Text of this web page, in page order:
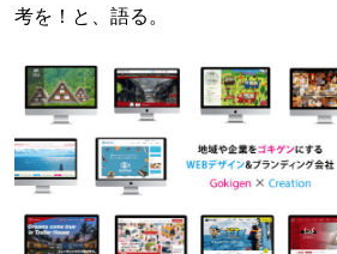
考を！と、語る。